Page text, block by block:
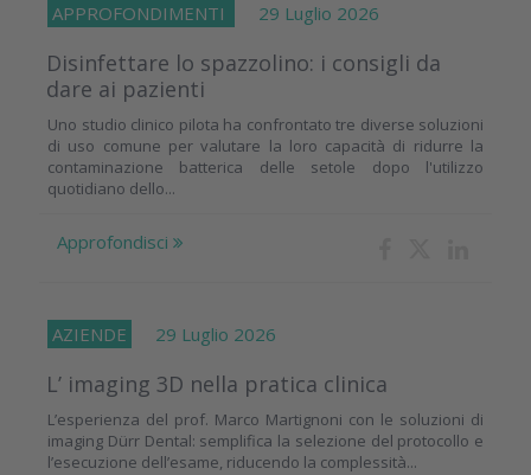
APPROFONDIMENTI 29 Luglio 2026
Disinfettare lo spazzolino: i consigli da
dare ai pazienti
Uno studio clinico pilota ha confrontato tre diverse soluzioni
di uso comune per valutare la loro capacità di ridurre la
contaminazione batterica delle setole dopo l'utilizzo
quotidiano dello...
Approfondisci
AZIENDE 29 Luglio 2026
L’ imaging 3D nella pratica clinica
L’esperienza del prof. Marco Martignoni con le soluzioni di
imaging Dürr Dental: semplifica la selezione del protocollo e
l’esecuzione dell’esame, riducendo la complessità...